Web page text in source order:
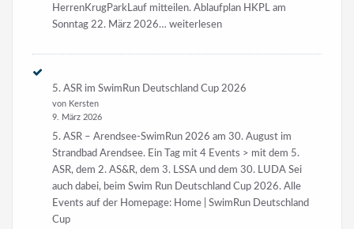
HerrenKrugParkLauf mitteilen. Ablaufplan HKPL am
Sonntag 22. März 2026… 18.
am
März
weiterlesen
5. ASR im SwimRun Deutschland Cup 2026
von Kersten
9. März 2026
5. ASR – Arendsee-SwimRun 2026 am 30. August im
Strandbad Arendsee. Ein Tag mit 4 Events > mit dem 5.
ASR, dem 2. AS&R, dem 3. LSSA und dem 30. LUDA Sei
auch dabei, beim Swim Run Deutschland Cup 2026. Alle
Events auf der Homepage: Home | SwimRun Deutschland
Cup